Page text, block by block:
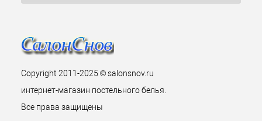
Copyright 2011-2025 © salonsnov.ru
интернет-магазин постельного белья.
Все права защищены